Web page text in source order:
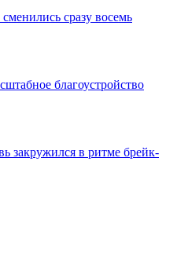
сразу восемь
благоустройство
закружился в ритме брейк-